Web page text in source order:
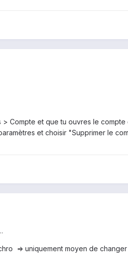
> Compte et que tu ouvres le
et choisir "Supprimer le
=> uniquement moyen de